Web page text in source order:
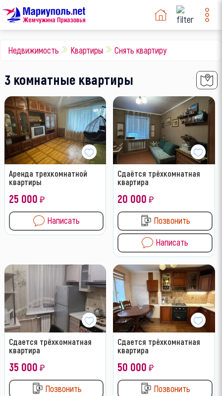
Недвижимость Квартиры Снять квартиру
3 комнатные квартиры
Аренда трехкомнатной
квартиры
25 000 ₽
Написать
Сдаётся трёхкомнатная
квартира
20 000 ₽
Позвонить
Написать
Сдается трёхкомнатная
квартира
35 000 ₽
Позвонить
Сдается трёхкомнатная
квартира
50 000 ₽
Позвонить